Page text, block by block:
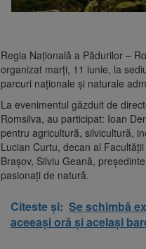
Regia Naţională a Pădurilor –
organizat marţi, 11 iunie, la
parcuri naţionale şi naturale
La evenimentul găzduit de
Romsilva, au participat: Ioan
pentru agricultură, silvicultură,
Lucian Curtu, decan al
Braşov, Silviu Geană,
pasionaţi de natură.
Citeste și: Se schimbă
aceeași oră și același